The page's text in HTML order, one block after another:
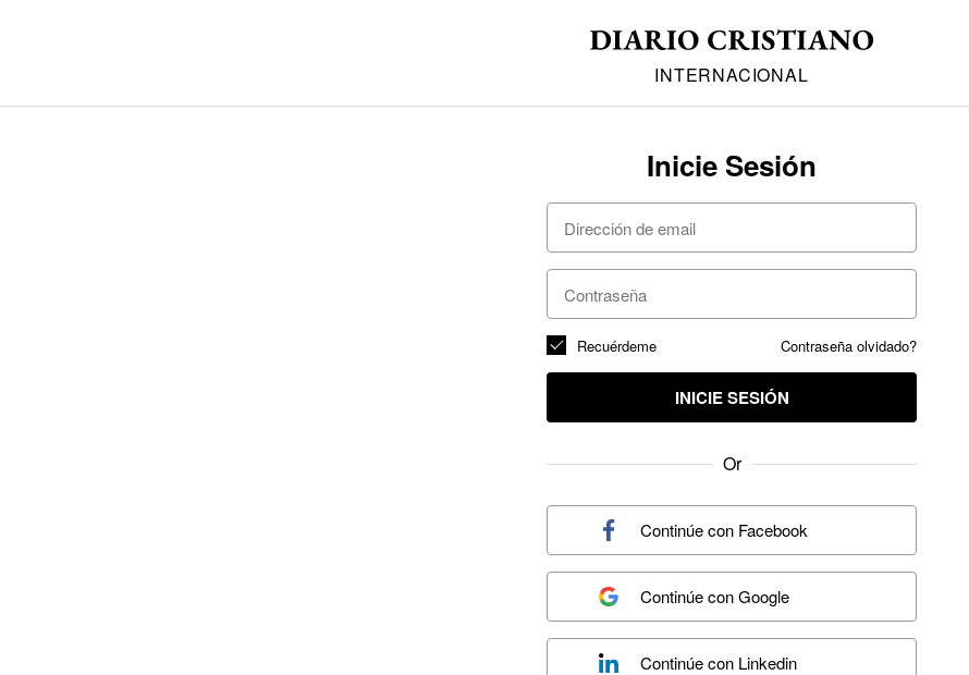
INTERNACIONAL
Inicie Sesión
Contraseña olvidado?
Recuérdeme
INICIE SESIÓN
Or
Continúe con Facebook
Continúe conGoogle
Continúe con Linkedin